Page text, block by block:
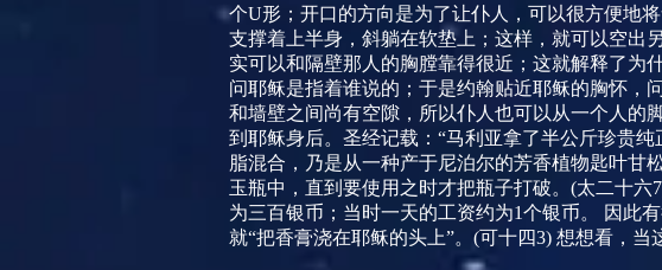
个U形；开口的方向是为了让仆人，可以很方便地
支撑着上半身，斜躺在软垫上；这样，就可以空出
实可以和隔壁那人的胸膛靠得很近；这就解释了为
问耶稣是指着谁说的；于是约翰贴近耶稣的胸怀，
和墙壁之间尚有空隙，所以仆人也可以从一个人的
到耶稣身后。圣经记载：“马利亚拿了半公斤珍贵
脂混合，乃是从一种产于尼泊尔的芳香植物匙叶甘
玉瓶中，直到要使用之时才把瓶子打破。 (太二十六
为三百银币；当时一天的工资约为1个银币。 因此
就“把香膏浇在耶稣的头上”。 (可十四3) 想想看，当